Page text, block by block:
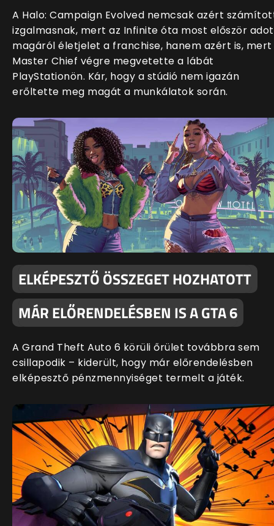
A Halo: Campaign Evolved nemcsak azért
izgalmasnak, mert az Infinite óta most először
magáról életjelet a franchise, hanem azért is, mert
Master Chief végre megvetette a lábát
PlayStationön. Kár, hogy a stúdió nem igazán
erőltette meg magát a munkálatok során.
ELKÉPESZTŐ ÖSSZEGET HOZHATOTT
MÁR ELŐRENDELÉSBEN IS A GTA 6
A Grand Theft Auto 6 körüli őrület továbbra sem
csillapodik – kiderült, hogy már előrendelésben
elképesztő pénzmennyiséget termelt a játék.